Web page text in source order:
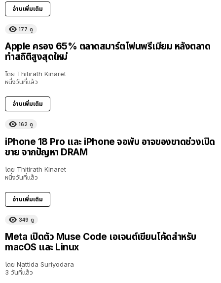
อ่านเพิ่มเติม
177 ดู
Apple ครอง 65% ตลาดสมาร์ตโฟนพรีเมียม หลังตลาด
ทำสถิติสูงสุดใหม่
โดย Thitirath Kinaret
หนึ่งวันที่แล้ว
อ่านเพิ่มเติม
162 ดู
iPhone 18 Pro และ iPhone จอพับ อาจของขาดช่วงเปิด
ขาย จากปัญหา DRAM
โดย Thitirath Kinaret
หนึ่งวันที่แล้ว
อ่านเพิ่มเติม
349 ดู
Meta เปิดตัว Muse Code เอเจนต์เขียนโค้ดสำหรับ
macOS และ Linux
โดย Nattida Suriyodara
3 วันที่แล้ว